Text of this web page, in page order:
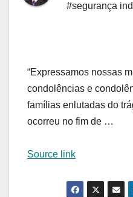
#segurança
“Expressamos nossas
condolências e
famílias enlutadas do
ocorreu no fim de …
Source link